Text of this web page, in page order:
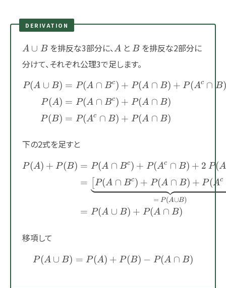
DERIVATION
A\cup
A ∪ Bを排反な3部分に、 A
Aと B
Bを排反な2部分に
分けて、それぞれ公理3で足します。
\begin{aligned} P(A\cup
P(A ∪ B)
P (A)
P (B)
= P(A ∩ Bc) + P(A ∩ B) + P(Ac ∩ B)
= P(A ∩ Bc) + P(A ∩ B)
= P(Ac ∩ B) + P(A ∩ B)
下の2式を足すと
\begin{aligned}
P(A) + P (B) = P(A ∩ Bc) + P(Ac ∩ B) + 2 P(A
=
= P(A∪B)
P(A ∩ Bc) + P(A ∩ B) + P(Ac
= P(A ∪ B) + P(A ∩ B)
移項して
P(A\cup B) = P(A) +
P(A ∪ B) = P(A) + P (B) − P(A ∩ B)